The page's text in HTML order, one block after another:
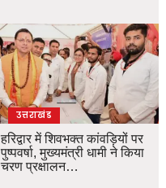
उत्तराखंड
हरिद्वार में शिवभक्त कांवड़ियों पर
पुष्पवर्षा, मुख्यमंत्री धामी ने किया
चरण प्रक्षालन…